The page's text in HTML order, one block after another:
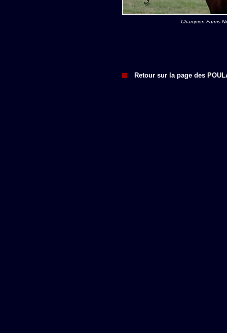
Champion Farms
Retour sur la page des